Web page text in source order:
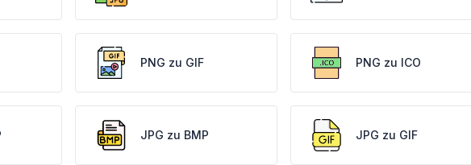
PNG zu GIF PNG zu ICO
JPG zu BMP JPG zu GIF